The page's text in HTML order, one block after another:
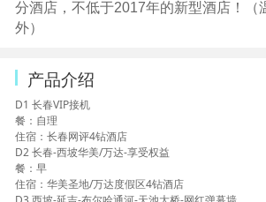
分酒店，不低于2017年的新型酒店！（
外）
产品介绍
D1 长春VIP接机
餐：自理
住宿：长春网评4钻酒店
D2 长春-西坡华美/万达-享受权益
餐：早
住宿：华美圣地/万达度假区4钻酒店